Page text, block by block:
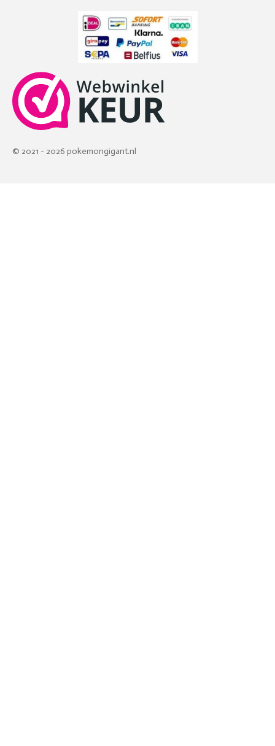
© 2021 - 2026 pokemongigant.nl